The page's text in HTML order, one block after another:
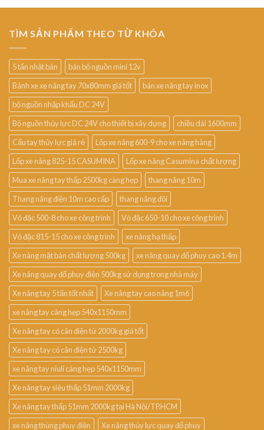
TÌM SẢN PHẨM THEO TỪ KHÓA
5 tấn nhật bản
bán bộ nguồn mini 12v
Bánh xe xe nâng tay 70x80mm giá tốt
bán xe nâng tay inox
bộ nguồn nhập khẩu DC 24V
Bộ nguồn thủy lực DC 24V cho thiết bị xây dựng
chiều dài 1600mm
Cẩu tay thủy lực giá rẻ
Lốp xe nâng 600-9 cho xe nâng hàng
Lốp xe nâng 825-15 CASUMINA
Lốp xe nâng Casumina chất lượng
Mua xe nâng tay thấp 2500kg càng hẹp
thang nâng 10m
Thang nâng điện 10m cao cấp
thang nâng đôi
Vỏ đặc 500-8 cho xe công trình
Vỏ đặc 650-10 cho xe công trình
Vỏ đặc 815-15 cho xe công trình
xe nâng hạ thấp
Xe nâng mặt bàn chất lượng 500kg
xe nâng quay đổ phuy cao 1.4m
Xe nâng quay đổ phuy điện 500kg sử dụng trong nhà máy
Xe nâng tay 5 tấn tốt nhất
Xe nâng tay cao nâng 1m6
xe nâng tay càng hẹp 540x1150mm
Xe nâng tay có cân điện tử 2000kg giá tốt
Xe nâng tay có cân điện tử 2500kg
xe nâng tay niuli càng hẹp 540x1150mm
Xe nâng tay siêu thấp 51mm 2000kg
Xe nâng tay thấp 51mm 2000kg tại Hà Nội/TP.HCM
xe nâng thùng phuy điện
Xe nâng thủy lực quay đổ phuy